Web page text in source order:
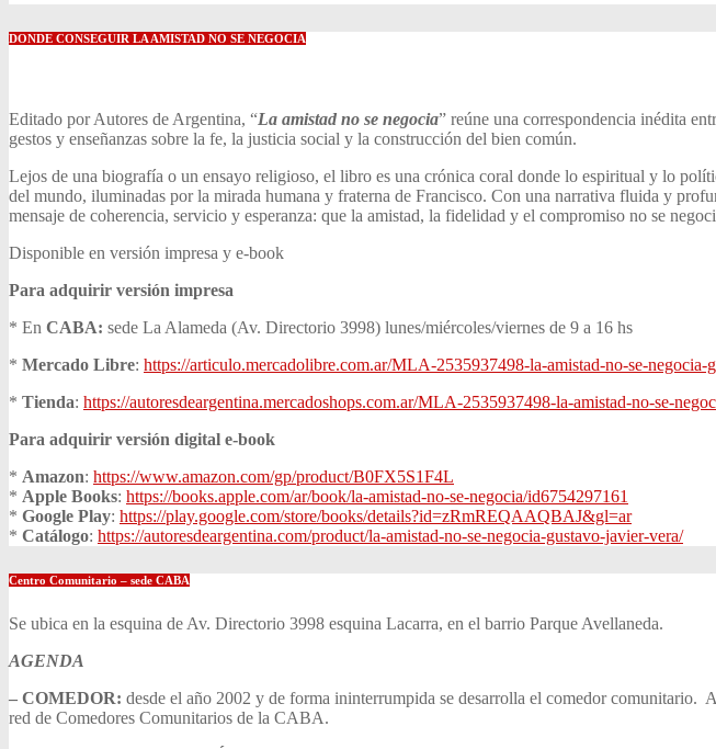
DONDE CONSEGUIR LA AMISTAD NO SE NEGOCIA
Editado por Autores de Argentina, “La amistad no se negocia” reúne una correspondencia inédita
gestos y enseñanzas sobre la fe, la justicia social y la construcción del bien común.
Lejos de una biografía o un ensayo religioso, el libro es una crónica coral donde lo espiritual y lo
del mundo, iluminadas por la mirada humana y fraterna de Francisco. Con una narrativa fluida y
mensaje de coherencia, servicio y esperanza: que la amistad, la fidelidad y el compromiso no se
Disponible en versión impresa y e-book
Para adquirir versión impresa
* En CABA: sede La Alameda (Av. Directorio 3998) lunes/miércoles/viernes de 9 a 16 hs
* Mercado Libre: https://articulo.mercadolibre.com.ar/MLA-2535937498-la-amistad-no-se-negocia-
* Tienda: https://autoresdeargentina.mercadoshops.com.ar/MLA-2535937498-la-amistad-no-se-
Para adquirir versión digital e-book
* Amazon: https://www.amazon.com/gp/product/B0FX5S1F4L
* Apple Books: https://books.apple.com/ar/book/la-amistad-no-se-negocia/id6754297161
* Google Play: https://play.google.com/store/books/details?id=zRmREQAAQBAJ&gl=ar
* Catálogo: https://autoresdeargentina.com/product/la-amistad-no-se-negocia-gustavo-javier-vera/
Centro Comunitario – sede CABA
Se ubica en la esquina de Av. Directorio 3998 esquina Lacarra, en el barrio Parque Avellaneda.
AGENDA
– COMEDOR: desde el año 2002 y de forma ininterrumpida se desarrolla el comedor comunitario.
red de Comedores Comunitarios de la CABA.